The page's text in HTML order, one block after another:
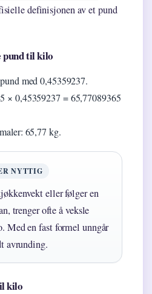
definisjonen av et pund
pund til kilo
med 0,45359237.
× 0,45359237 = 65,77089365
65,77 kg.
NYTTIG
eller følger en
trenger ofte å veksle
Med en fast formel unngår
avrunding.
kilo